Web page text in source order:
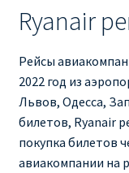
Ryanair
Ryanair изменения
Ryanair изменить
Ryanair изменить
Ryanair
Рейсы
2022 год из
Львов, Одесса,
билетов, Ryanair
покупка билетов
авиакомпании на